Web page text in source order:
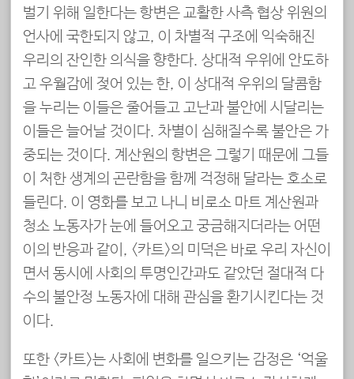
벌기 위해 일한다는 항변은 교활한 사측 협상 위원의
언사에 국한되지 않고, 이 차별적 구조에 익숙해진
우리의 잔인한 의식을 향한다. 상대적 우위에 안도하
고 우월감에 젖어 있는 한, 이 상대적 우위의 달콤함
을 누리는 이들은 줄어들고 고난과 불안에 시달리는
이들은 늘어날 것이다. 차별이 심해질수록 불안은 가
중되는 것이다. 계산원의 항변은 그렇기 때문에 그들
이 처한 생계의 곤란함을 함께 걱정해 달라는 호소로
들린다. 이 영화를 보고 나니 비로소 마트 계산원과
청소 노동자가 눈에 들어오고 궁금해지더라는 어떤
이의 반응과 같이, <카트>의 미덕은 바로 우리 자신이
면서 동시에 사회의 투명인간과도 같았던 절대적 다
수의 불안정 노동자에 대해 관심을 환기시킨다는 것
이다.
또한 <카트>는 사회에 변화를 일으키는 감정은 ‘억울